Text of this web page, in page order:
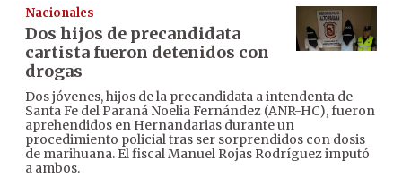
Nacionales
Dos hijos de precandidata
cartista fueron detenidos con
drogas
Dos jóvenes, hijos de la precandidata a intendenta de
Santa Fe del Paraná Noelia Fernández (ANR-HC), fueron
aprehendidos en Hernandarias durante un
procedimiento policial tras ser sorprendidos con dosis
de marihuana. El fiscal Manuel Rojas Rodríguez imputó
a ambos.